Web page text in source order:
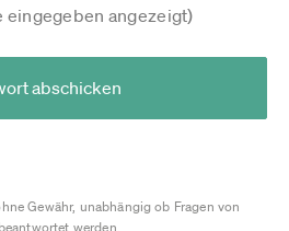
eingegeben angezeigt)
abschicken
Gewähr, unabhängig ob Fragen von
werden.